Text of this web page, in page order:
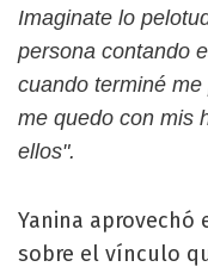
Imaginate lo
persona contando
cuando terminé
me quedo con mis
ellos".
Yanina aprovechó
sobre el vínculo